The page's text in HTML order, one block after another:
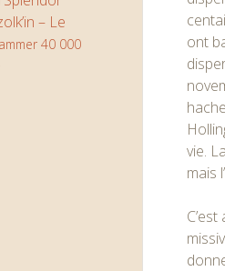
– Le
40 000
ont
vie.
mais